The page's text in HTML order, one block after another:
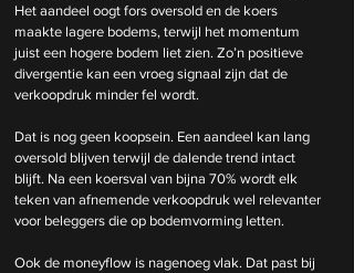
Het aandeel oogt fors oversold en de koers
maakte lagere bodems, terwijl het momentum
juist een hogere bodem liet zien. Zo’n positieve
divergentie kan een vroeg signaal zijn dat de
verkoopdruk minder fel wordt.
Dat is nog geen koopsein. Een aandeel kan lang
oversold blijven terwijl de dalende trend intact
blijft. Na een koersval van bijna 70% wordt elk
teken van afnemende verkoopdruk wel relevanter
voor beleggers die op bodemvorming letten.
Ook de moneyflow is nagenoeg vlak. Dat past bij